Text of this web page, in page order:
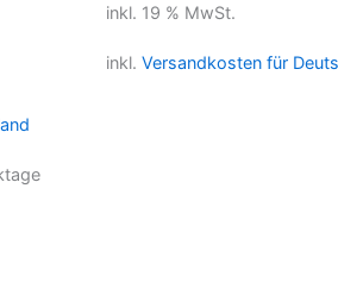
inkl. 19 % MwSt.
inkl. Versandkosten für